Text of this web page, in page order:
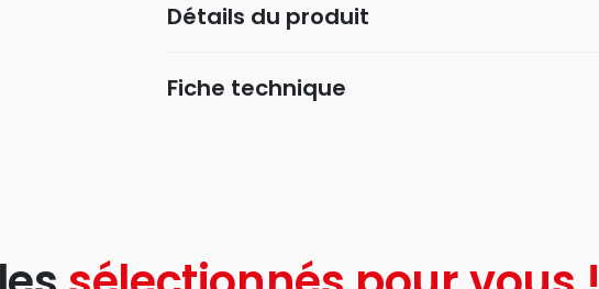
Détails du produit
Fiche technique